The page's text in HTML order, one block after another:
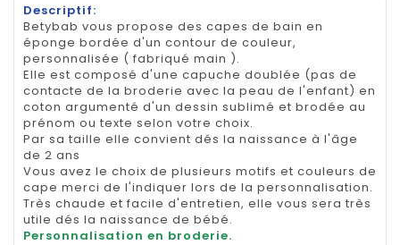
Descriptif:
Betybab vous propose des capes de bain en
éponge bordée d'un contour de couleur,
personnalisée ( fabriqué main ).
Elle est composé d'une capuche doublée (pas de
contacte de la broderie avec la peau de l'enfant) en
coton argumenté d'un dessin sublimé et brodée au
prénom ou texte selon votre choix.
Par sa taille elle convient dés la naissance à l'âge
de 2 ans
Vous avez le choix de plusieurs motifs et couleurs de
cape merci de l'indiquer lors de la personnalisation.
Très chaude et facile d'entretien, elle vous sera très
utile dés la naissance de bébé.
Personnalisation en broderie.